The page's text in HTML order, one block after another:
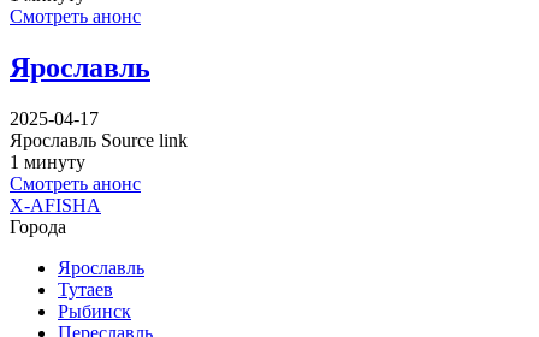
Смотреть анонс
Ярославль
2025-04-17
Ярославль Source link
1 минуту
Смотреть анонс
X-AFISHA
Города
Ярославль
Тутаев
Рыбинск